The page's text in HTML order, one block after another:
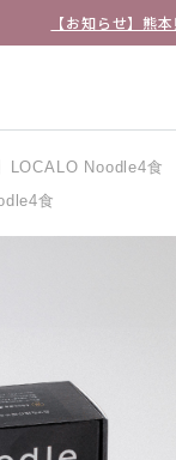
【お知らせ】熊
LOCALO Noodle4食
食